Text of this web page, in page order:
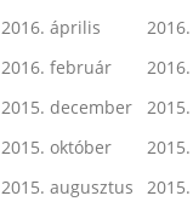
2016. április
2016. február
2015. december
2015. október
2015. augusztus